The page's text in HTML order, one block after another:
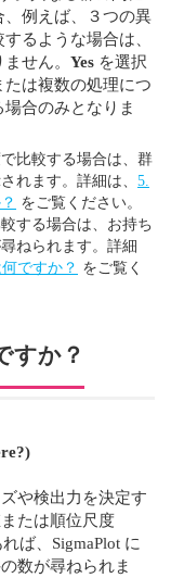
例えば、３つの異
るような場合は、
せん。 Yes を選択
は複数の処理につ
合のみとなりま
比較する場合は、群
れます。詳細は、 5.
をご覧ください。
する場合は、お持ち
ねられます。詳細
ですか？ をご覧く
すか？
や検出力を決定す
たは順位尺度
ば、SigmaPlot に
数が尋ねられま